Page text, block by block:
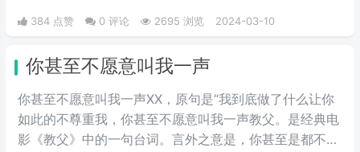
384 点赞 0 评论 2695 浏览 2024-03-10
你甚至不愿意叫我一声
你甚至不愿意叫我一声XX，原句是“我到底做了什么让你
如此的不尊重我，你甚至不愿意叫我一声教父。是经典电
影《教父》中的一句台词。言外之意是，你甚至是都不拿